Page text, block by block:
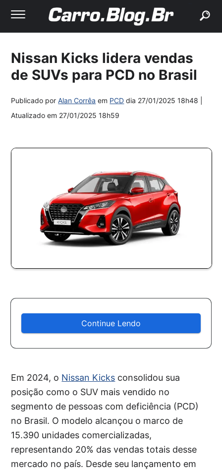
Nissan Kicks lidera vendas
de SUVs para PCD no Brasil
Publicado porAlan Corrêa em PCD dia 27/01/2025 18h48
Atualizado em 27/01/2025 18h59
Continue Lendo
Em 2024, o Nissan Kicks consolidou sua
posição como o SUV mais vendido no
segmento de pessoas com deficiência (PCD)
no Brasil. O modelo alcançou o marco de
15.390 unidades comercializadas,
representando 20% das vendas totais desse
mercado no país. Desde seu lançamento em